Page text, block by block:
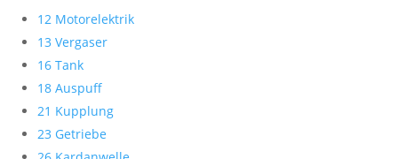
12 Motorelektrik
13 Vergaser
16 Tank
18 Auspuff
21 Kupplung
23 Getriebe